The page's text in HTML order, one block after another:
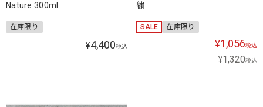
Nature 300ml
在庫限り
¥4,400税込
繍
SALE 在庫限り
¥1,056税込
¥1,320税込